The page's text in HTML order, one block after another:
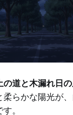
道と木漏れ日
らかな陽光が
。